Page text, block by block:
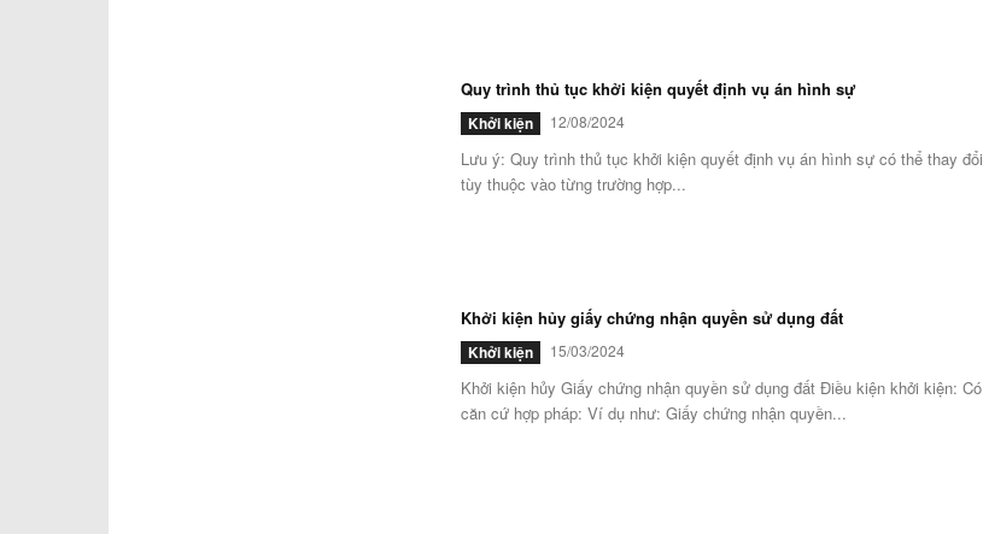
Quy trình thủ tục khởi kiện quyết định vụ án hình sự
Khởi kiện 12/08/2024
Lưu ý: Quy trình thủ tục khởi kiện quyết định vụ án hình sự có thể thay đổi
tùy thuộc vào từng trường hợp...
Khởi kiện hủy giấy chứng nhận quyền sử dụng đất
Khởi kiện 15/03/2024
Khởi kiện hủy Giấy chứng nhận quyền sử dụng đất Điều kiện khởi kiện: Có
căn cứ hợp pháp: Ví dụ như: Giấy chứng nhận quyền...